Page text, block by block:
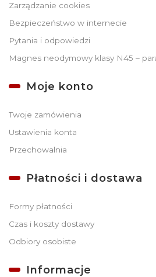
Zarządzanie cookies
Bezpieczeństwo w internecie
Pytania i odpowiedzi
Magnes neodymowy klasy N45 –
Moje konto
Twoje zamówienia
Ustawienia konta
Przechowalnia
Płatności i dostawa
Formy płatności
Czas i koszty dostawy
Odbiory osobiste
Informacje